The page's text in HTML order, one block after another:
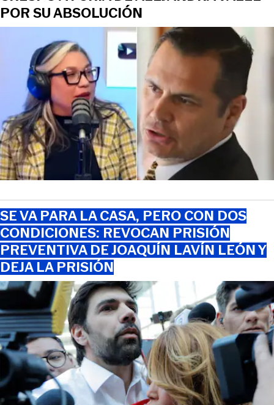
POR SU ABSOLUCIÓN
SE VA PARA LA CASA, PERO CON DOS
CONDICIONES: REVOCAN PRISIÓN
PREVENTIVA DE JOAQUÍN LAVÍN LEÓN Y
DEJA LA PRISIÓN